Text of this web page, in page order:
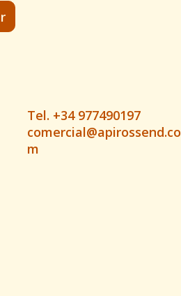
Tel. +34 977490197
comercial@apirossend.co
m